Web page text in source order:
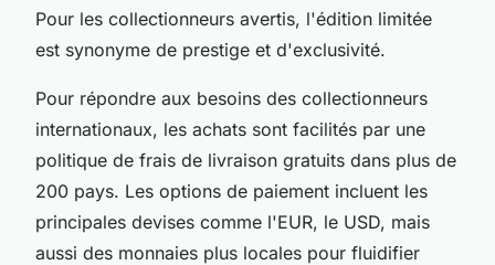
Pour les collectionneurs avertis, l'édition limitée
est synonyme de prestige et d'exclusivité.
Pour répondre aux besoins des collectionneurs
internationaux, les achats sont facilités par une
politique de frais de livraison gratuits dans plus de
200 pays. Les options de paiement incluent les
principales devises comme l'EUR, le USD, mais
aussi des monnaies plus locales pour fluidifier